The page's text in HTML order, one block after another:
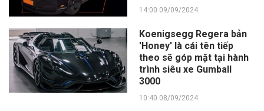
14:00 09/09/2024
Koenigsegg Regera bản
'Honey' là cái tên tiếp
theo sẽ góp mặt tại hành
trình siêu xe Gumball
3000
10:40 08/09/2024